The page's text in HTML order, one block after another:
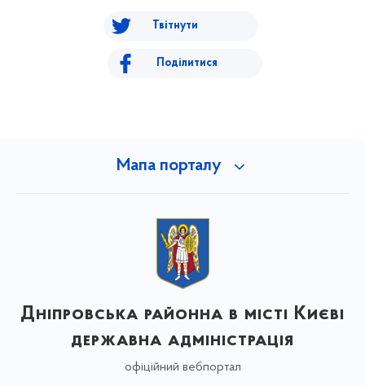
Твітнути
Поділитися
Мапа порталу
Дніпровська районна в місті Києві
державна адміністрація
офіційний вебпортал